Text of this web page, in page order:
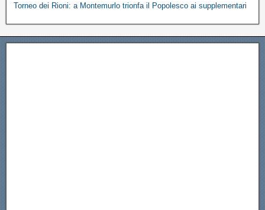
Torneo dei Rioni: a Montemurlo trionfa il Popolesco ai supplementari